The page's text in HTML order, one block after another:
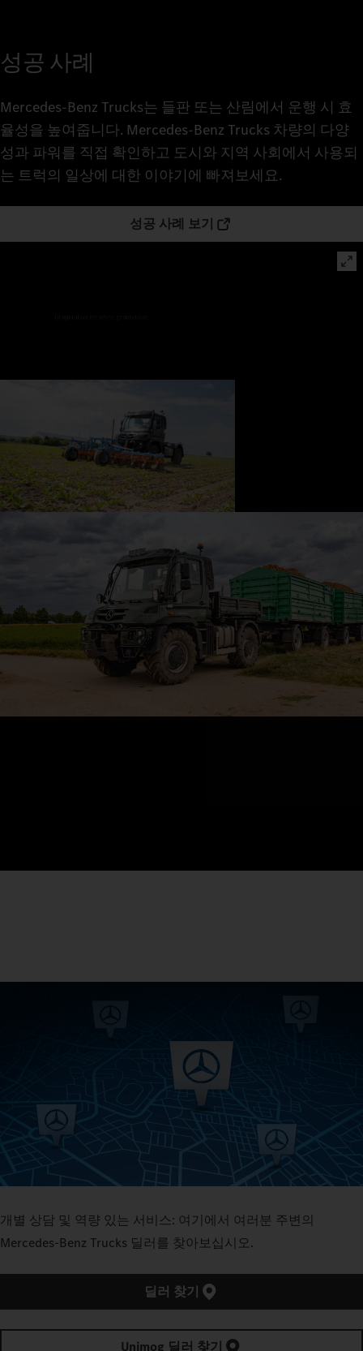
성공 사례
Mercedes‑Benz Trucks는 들판 또는 산림에서 운행 시 효
율성을 높여줍니다. Mercedes‑Benz Trucks 차량의 다양
성과 파워를 직접 확인하고 도시와 지역 사회에서 사용되
는 트럭의 일상에 대한 이야기에 빠져보세요.
성공 사례 보기
개별 상담 및 역량 있는 서비스: 여기에서 여러분 주변의
Mercedes‑Benz Trucks 딜러를 찾아보십시오.
딜러 찾기
Unimog 딜러 찾기